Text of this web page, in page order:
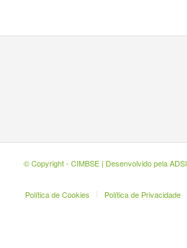
© Copyright - CIMBSE | Desenvolvido pelaADSI
Política de Cookies Política de Privacidade